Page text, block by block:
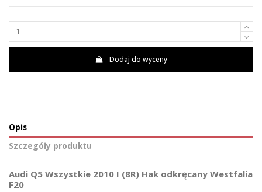
Dodaj do wyceny
Opis
Szczegóły produktu
Audi Q5 Wszystkie 2010 I (8R) Hak odkręcany Westfalia
F20